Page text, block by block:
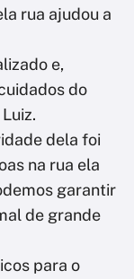
rua ajudou a
e,
do
dela foi
na rua ela
garantir
de grande
para o